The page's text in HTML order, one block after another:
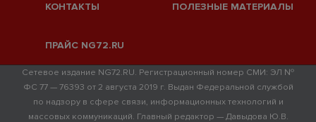
КОНТАКТЫ ПОЛЕЗНЫЕ МАТЕРИАЛЫ
ПРАЙС NG72.RU
Сетевое издание NG72.RU. Регистрационный номер СМИ: ЭЛ №
ФС 77 — 76393 от 2 августа 2019 г. Выдан Федеральной службой
по надзору в сфере связи, информационных технологий и
массовых коммуникаций. Главный редактор — Давыдова Ю.В.